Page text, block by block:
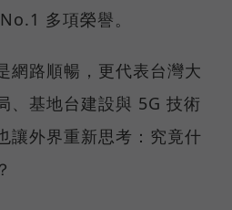
多項榮譽。
網路順暢，更代表台灣大
、基地台建設與 5G 技術
讓外界重新思考：究竟什